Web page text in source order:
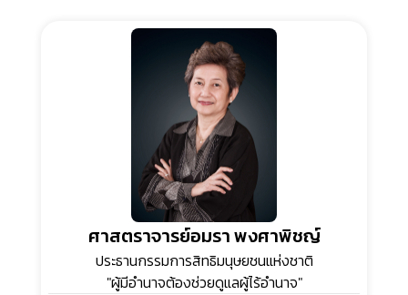
ศาสตราจารย์อมรา พงศาพิชญ์
ประธานกรรมการสิทธิมนุษยชนแห่งชาติ
"ผู้มีอำนาจต้องช่วยดูแลผู้ไร้อำนาจ"